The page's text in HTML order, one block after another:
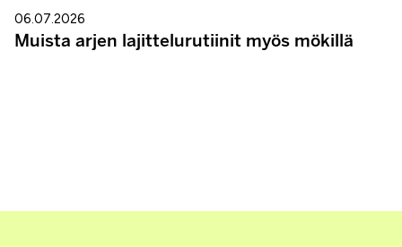
06.07.2026
Muista arjen lajittelurutiinit myös mökillä